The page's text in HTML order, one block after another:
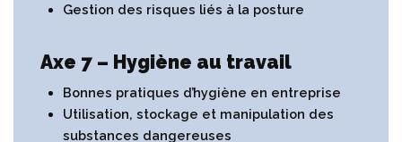
Gestion des risques liés à la posture
Axe 7 – Hygiène au travail
Bonnes pratiques d’hygiène en entreprise
Utilisation, stockage et manipulation des
substances dangereuses